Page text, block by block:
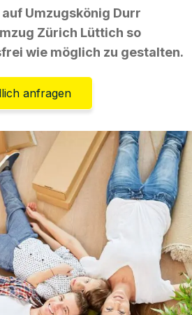
Umzugskönig Durr
Zürich Lüttich so
wie möglich zu gestalten.
anfragen